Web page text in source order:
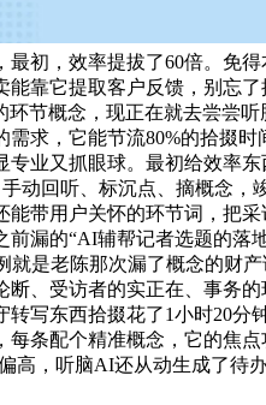
初，效率提拔了60倍。免
靠它提取客户反馈，别忘
环节概念，现正在就去尝尝
求，它能节流80%的拾掇
业又抓眼球。最初给效率
动回听、标沉点、摘概念
带用户关怀的环节词，把
漏的“AI辅帮记者选题的
是老陈那次漏了概念的财
、受访者的实正在、事务
写东西拾掇花了1小时20
条配个精准概念，它的焦
高，听脑AI还从动生成了待